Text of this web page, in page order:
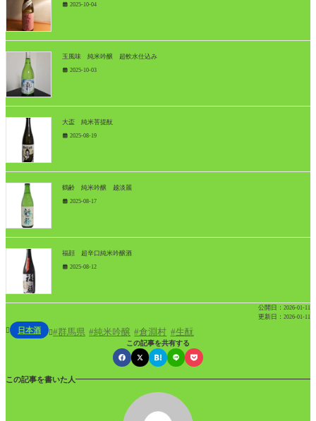
2025-10-04
玉風味 純米吟醸 超軟水仕込み
2025-10-03
大盃 純米菩提酛
2025-08-19
鶴齢 純米吟醸 越淡麗
2025-08-17
福顔 超辛口純米吟醸酒
2025-08-12
 日本酒  群馬県 純米吟醸 倉淵村 生酛
公開日： 2026-01-11
更新日： 2026-01-11
この記事を共有する
この記事を書いた人